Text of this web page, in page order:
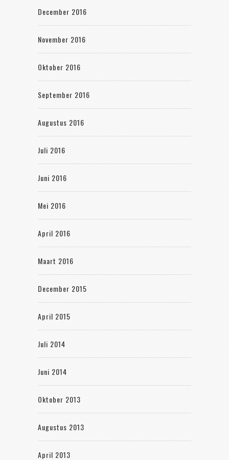
December 2016
November 2016
Oktober 2016
September 2016
Augustus 2016
Juli 2016
Juni 2016
Mei 2016
April 2016
Maart 2016
December 2015
April 2015
Juli 2014
Juni 2014
Oktober 2013
Augustus 2013
April 2013